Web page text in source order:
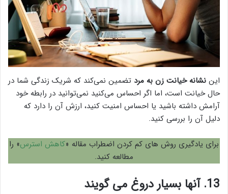
این نشانه خیانت زن به مرد تضمین نمی‌کند که شریک زندگی شما در
حال خیانت است، اما اگر احساس می‌کنید نمی‌توانید در رابطه خود
آرامش داشته باشید یا احساس امنیت کنید، ارزش آن را دارد که
دلیل آن را بررسی کنید.
برای یادگیری روش های کم کردن اضطراب مقاله «کاهش استرس» را
مطالعه کنید.
13. آنها بسیار دروغ می گویند